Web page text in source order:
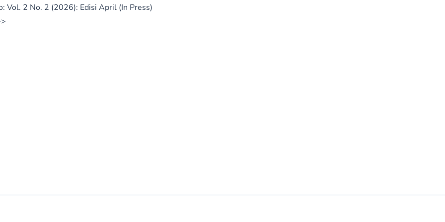
Vol. 2 No. 2 (2026): Edisi April (In Press)